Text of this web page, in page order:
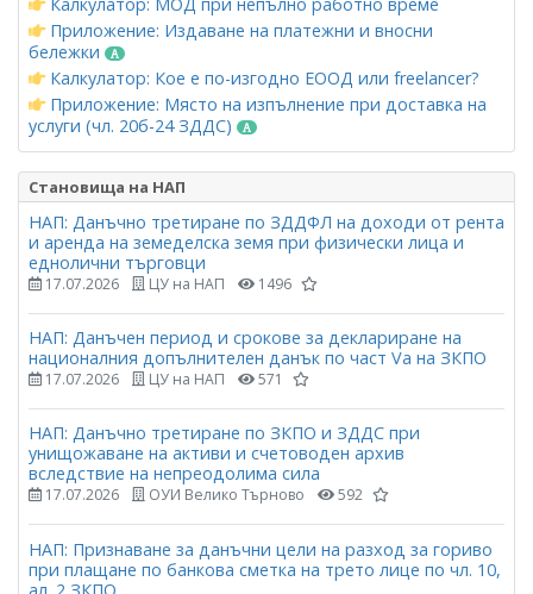
Приложение: Издаване на платежни и вносни
бележки
Калкулатор: Кое е по-изгодно ЕООД или freelancer?
Приложение: Място на изпълнение при доставка на
услуги (чл. 20б-24 ЗДДС)
Становища на НАП
НАП: Данъчно третиране по ЗДДФЛ на доходи от рента
и аренда на земеделска земя при физически лица и
еднолични търговци
17.07.2026 ЦУ на НАП 1496
НАП: Данъчен период и срокове за деклариране на
националния допълнителен данък по част Vа на ЗКПО
17.07.2026 ЦУ на НАП 571
НАП: Данъчно третиране по ЗКПО и ЗДДС при
унищожаване на активи и счетоводен архив
вследствие на непреодолима сила
17.07.2026 ОУИ Велико Търново 592
НАП: Признаване за данъчни цели на разход за гориво
при плащане по банкова сметка на трето лице по чл. 10,
ал. 2 ЗКПО